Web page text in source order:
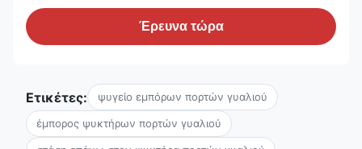
Έρευνα τώρα
Ετικέτες: ψυγείο εμπόρων πορτών γυαλιού
έμπορος ψυκτήρων πορτών γυαλιού